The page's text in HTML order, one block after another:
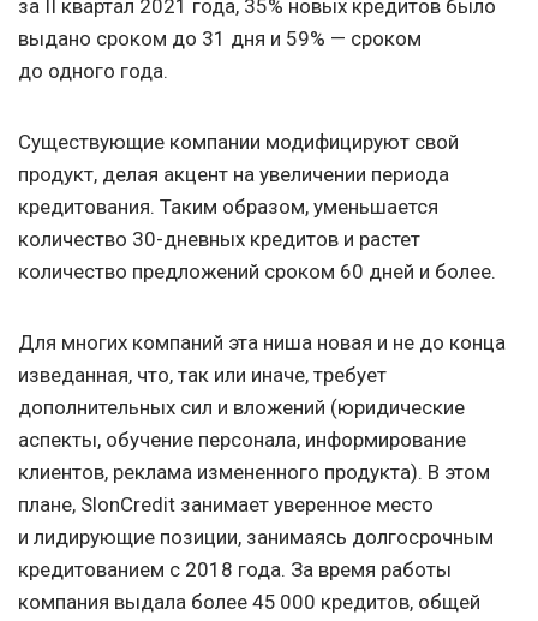
за II квартал 2021 года, 35% новых кредитов было
выдано сроком до 31 дня и 59% — сроком
до одного года.
Существующие компании модифицируют свой
продукт, делая акцент на увеличении периода
кредитования. Таким образом, уменьшается
количество 30-дневных кредитов и растет
количество предложений сроком 60 дней и более.
Для многих компаний эта ниша новая и не до конца
изведанная, что, так или иначе, требует
дополнительных сил и вложений (юридические
аспекты, обучение персонала, информирование
клиентов, реклама измененного продукта). В этом
плане, SlonCredit занимает уверенное место
и лидирующие позиции, занимаясь долгосрочным
кредитованием с 2018 года. За время работы
компания выдала более 45 000 кредитов, общей